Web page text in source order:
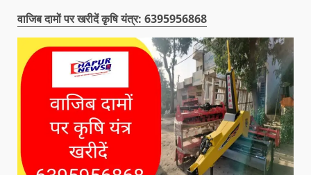
वाजिब दामों पर खरीदें कृषि यंत्र: 6395956868